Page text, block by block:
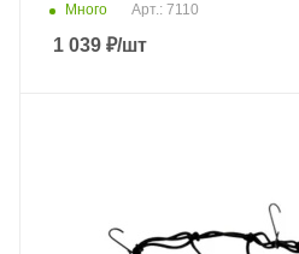
Много Арт.: 7110
1 039 ₽/шт